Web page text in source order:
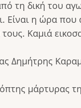
τη δική του
η ώρα που
Καμιά
Δημήτρης
μάρτυρας